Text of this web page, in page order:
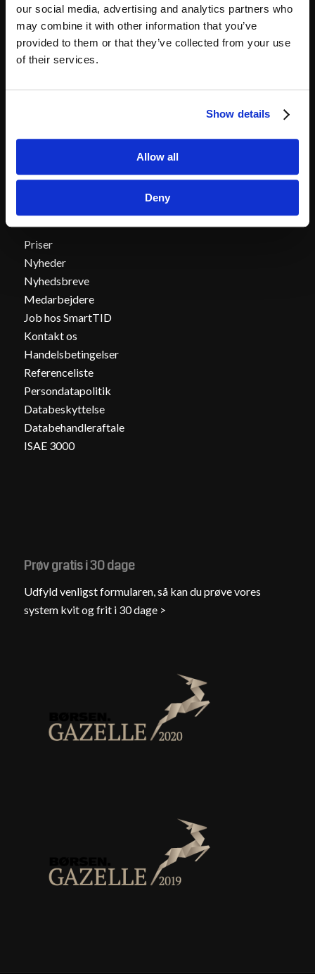
our social media, advertising and analytics partners who
may combine it with other information that you’ve
provided to them or that they’ve collected from your use
of their services.
Show details
Allow all
Deny
Hvad vi tilbyder
Integration til løn
Håndtering af overenskomster
bedste overenskomstmotor
Om SmartTID
Priser
Nyheder
Nyhedsbreve
Medarbejdere
Job hos SmartTID
Kontakt os
Handelsbetingelser
Referenceliste
Persondatapolitik
Databeskyttelse
Databehandleraftale
ISAE 3000
Prøv gratis i 30 dage
Udfyld venligst formularen, så kan du prøve vores
system kvit og frit i 30 dage >